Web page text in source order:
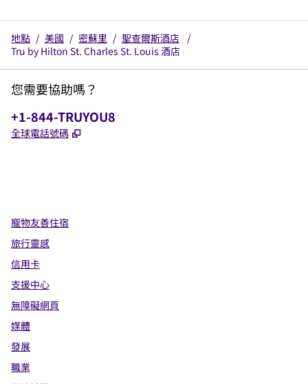
地點 / 美國 / 密蘇里 / 聖查爾斯酒店 /
Tru by Hilton St. Charles St. Louis 酒店
您需要協助嗎？
電話：
+1-844-TRUYOU8
全球電話號碼 ,
寵物友善住宿
旅行靈感
信用卡
支援中心
無障礙網頁
媒體
發展
職業